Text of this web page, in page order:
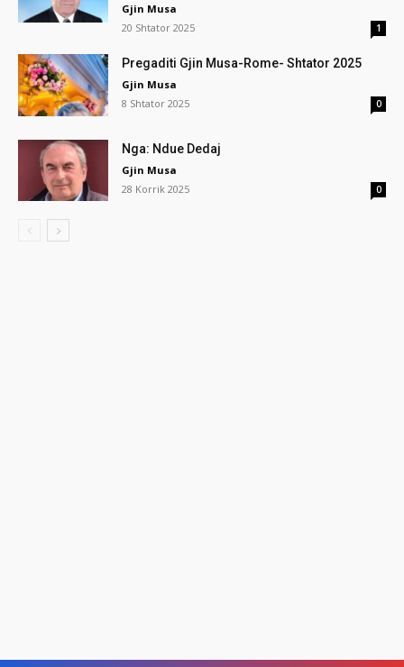
Gjin Musa
20 Shtator 2025
1
Pregaditi Gjin Musa-Rome- Shtator 2025
Gjin Musa
8 Shtator 2025
0
Nga: Ndue Dedaj
Gjin Musa
28 Korrik 2025
0